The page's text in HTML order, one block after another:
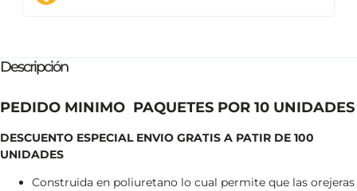
Descripción
PEDIDO MINIMO PAQUETES POR 10 UNIDADES
DESCUENTO ESPECIAL ENVIO GRATIS A PATIR DE 100
UNIDADES
Construida en poliuretano lo cual permite que las orejeras